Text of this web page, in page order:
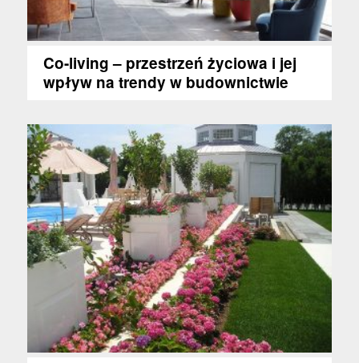
Co-living – przestrzeń życiowa i jej
wpływ na trendy w budownictwie